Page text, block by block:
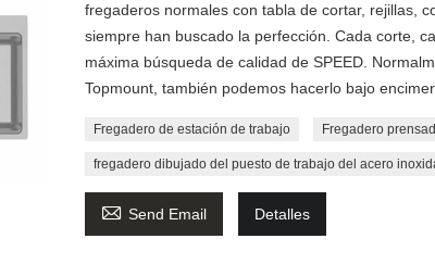
fregaderos normales con tabla de cortar, rejillas,
siempre han buscado la perfección. Cada corte,
máxima búsqueda de calidad de SPEED.
Topmount, también podemos hacerlo bajo
Fregadero de estación de trabajo Fregadero
fregadero dibujado del puesto de trabajo del acero
 Send Email Detalles